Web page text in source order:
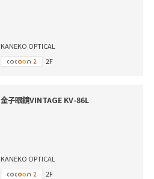
KANEKO OPTICAL
2F
金子眼鏡VINTAGE KV-86L
KANEKO OPTICAL
2F